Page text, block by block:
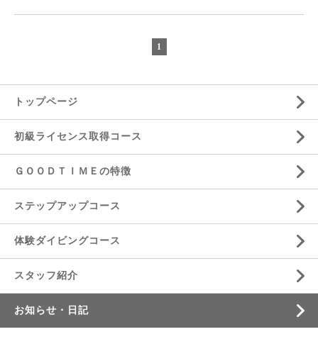
1
トップページ
初級ライセンス取得コース
ＧＯＯＤＴＩＭＥの特徴
ステップアップコース
体験ダイビングコース
スタッフ紹介
お知らせ・日記